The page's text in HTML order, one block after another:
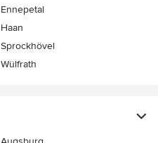
Ennepetal
Haan
Sprockhövel
Wülfrath